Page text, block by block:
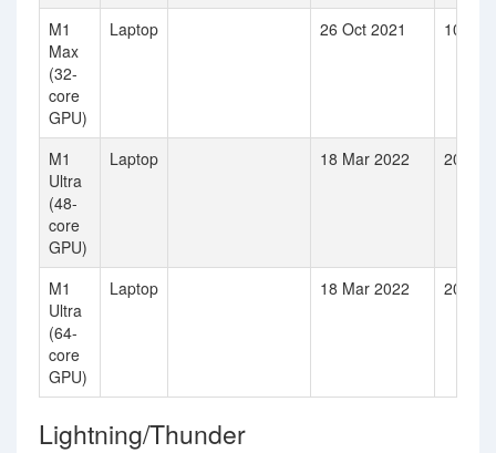
M1
Max
(32-
core
GPU)
Laptop 26 Oct 2021 10
M1
Ultra
(48-
core
GPU)
Laptop 18 Mar 2022 20
M1
Ultra
(64-
core
GPU)
Laptop 18 Mar 2022 20
Lightning/Thunder